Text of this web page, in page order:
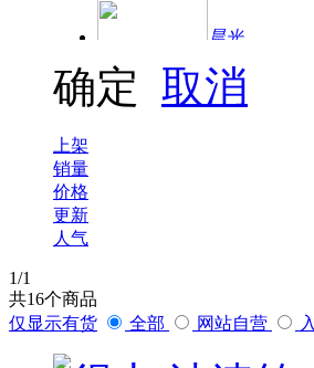
晨光
得力
确定 取消
上架
销量
价格
更新
人气
1/1
共16个商品
仅显示有货
全部 网站自营